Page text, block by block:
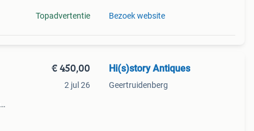
Topadvertentie Bezoek website
€ 450,00
2 jul 26
Hi(s)story Antiques
Geertruidenberg